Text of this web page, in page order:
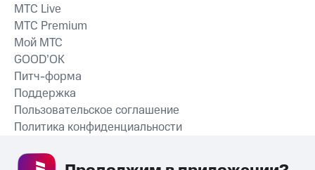
MTС Live
MTС Premium
Мой МТС
GOOD’OK
Питч-форма
Поддержка
Пользовательское соглашение
Политика конфиденциальности